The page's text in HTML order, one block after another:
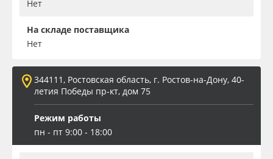
Нет
На складе поставщика
Нет
344111, Ростовская область, г. Ростов-на-Дону, 40-
летия Победы пр-кт, дом 75
Режим работы
пн - пт 9:00 - 18:00